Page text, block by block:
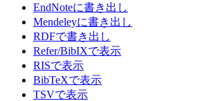
EndNoteに書き出し
Mendeleyに書き出し
RDFで書き出し
Refer/BibIXで表示
RISで表示
BibTeXで表示
TSVで表示